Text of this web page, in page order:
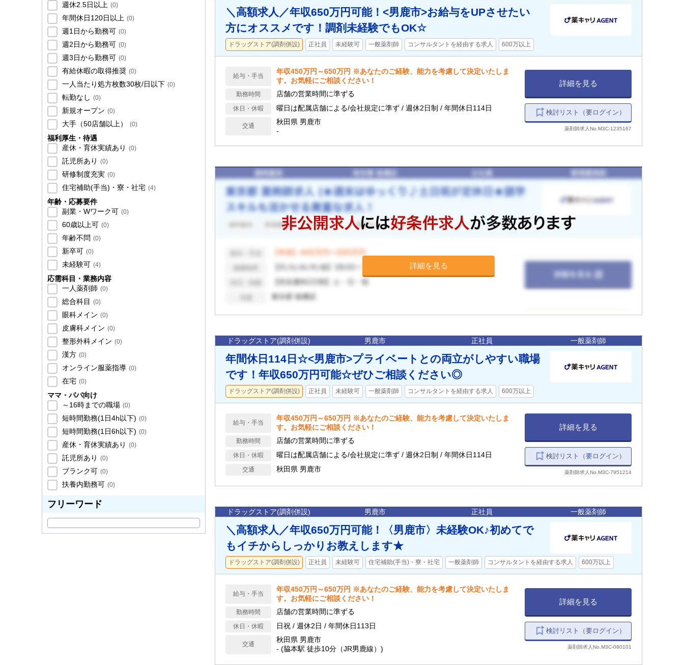
週休2.5日以上 (0)
年間休日120日以上 (0)
週1日から勤務可 (0)
週2日から勤務可 (0)
週3日から勤務可 (0)
有給休暇の取得推奨 (0)
一人当たり処方枚数30枚/日以下 (0)
転勤なし (0)
新規オープン (0)
大手（50店舗以上） (0)
福利厚生・待遇
産休・育休実績あり (0)
託児所あり (0)
研修制度充実 (0)
住宅補助(手当)・寮・社宅 (4)
年齢・応募要件
副業・Wワーク可 (0)
60歳以上可 (0)
年齢不問 (0)
新卒可 (0)
未経験可 (4)
応需科目・業務内容
一人薬剤師 (0)
総合科目 (0)
眼科メイン (0)
皮膚科メイン (0)
整形外科メイン (0)
漢方 (0)
オンライン服薬指導 (0)
在宅 (0)
ママ・パパ向け
～16時までの職場 (0)
短時間勤務(1日4h以下) (0)
短時間勤務(1日6h以下) (0)
産休・育休実績あり (0)
託児所あり (0)
ブランク可 (0)
扶養内勤務可 (0)
フリーワード
＼高額求人／年収650万円可能！<男鹿市>お給与をUPさせたい
方にオススメです！調剤未経験でもOK☆
ドラッグストア(調剤併設) 正社員 未経験可 一般薬剤師 コンサルタントを経由する求人 600万以上
給与・手当
年収450万円～650万円 ※あなたのご経験、能力を考慮して決定いたしま
す。お気軽にご相談ください！
勤務時間 店舗の営業時間に準ずる
休日・休暇 曜日は配属店舗による/会社規定に準ず / 週休2日制 / 年間休日114日
交通
秋田県 男鹿市
-
詳細を見る
検討リスト（要ログイン）
薬剤師求人No.M3C-1235167
詳細を見る
ドラッグストア(調剤併設) 男鹿市 正社員 一般薬剤師
年間休日114日☆<男鹿市>プライベートとの両立がしやすい職場
です！年収650万円可能☆ぜひご相談ください◎
ドラッグストア(調剤併設) 正社員 未経験可 一般薬剤師 コンサルタントを経由する求人 600万以上
給与・手当
年収450万円～650万円 ※あなたのご経験、能力を考慮して決定いたしま
す。お気軽にご相談ください！
勤務時間 店舗の営業時間に準ずる
休日・休暇 曜日は配属店舗による/会社規定に準ず / 週休2日制 / 年間休日114日
交通 秋田県 男鹿市
詳細を見る
検討リスト（要ログイン）
薬剤師求人No.M3C-7951214
ドラッグストア(調剤併設) 男鹿市 正社員 一般薬剤師
＼高額求人／年収650万円可能！〈男鹿市〉未経験OK♪初めてで
もイチからしっかりお教えします★
ドラッグストア(調剤併設) 正社員 未経験可 住宅補助(手当)・寮・社宅 一般薬剤師 コンサルタントを経由する求人 600万以上
給与・手当
年収450万円～650万円 ※あなたのご経験、能力を考慮して決定いたしま
す。お気軽にご相談ください！
勤務時間 店舗の営業時間に準ずる
休日・休暇 日祝 / 週休2日 / 年間休日113日
交通
秋田県 男鹿市
- (脇本駅 徒歩10分（JR男鹿線）)
詳細を見る
検討リスト（要ログイン）
薬剤師求人No.M3C-080101